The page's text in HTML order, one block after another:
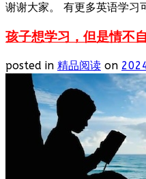
谢谢大家。 有更多英语学
孩子想学习，但是情不
posted in 精品阅读 on